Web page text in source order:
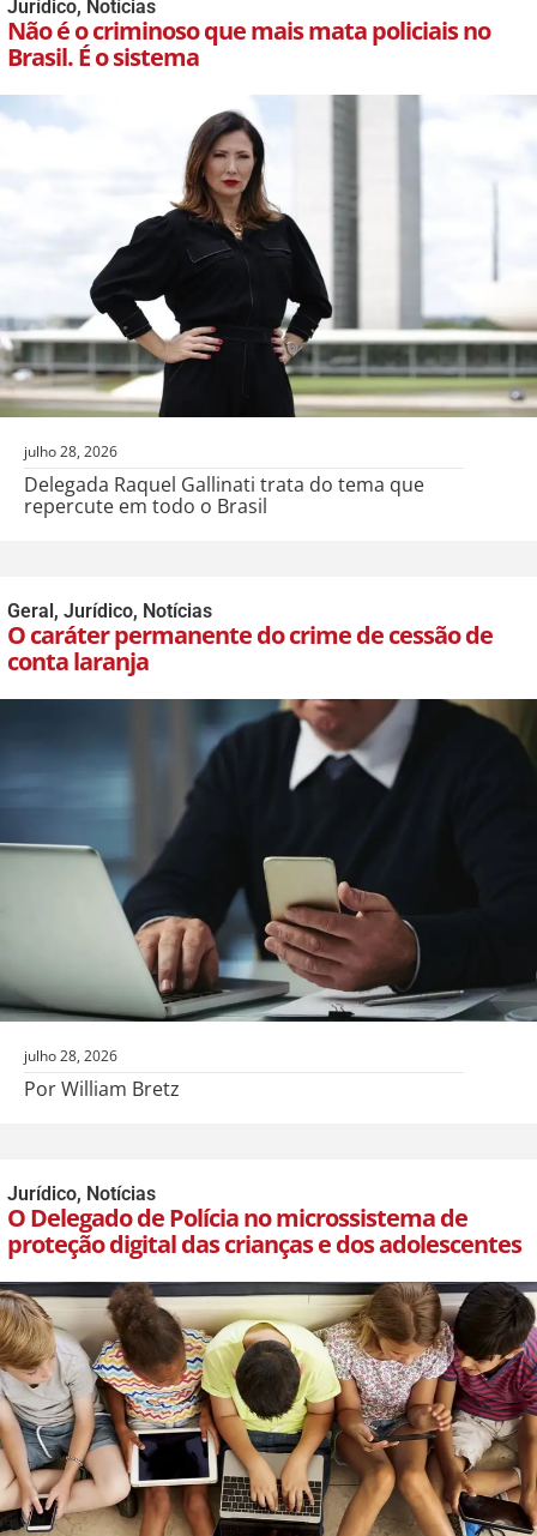
Jurídico, Notícias
Não é o criminoso que mais mata policiais no
Brasil. É o sistema
julho 28, 2026
Delegada Raquel Gallinati trata do tema que
repercute em todo o Brasil
Geral, Jurídico, Notícias
O caráter permanente do crime de cessão de
conta laranja
julho 28, 2026
Por William Bretz
Jurídico, Notícias
O Delegado de Polícia no microssistema de
proteção digital das crianças e dos adolescentes